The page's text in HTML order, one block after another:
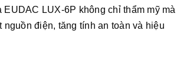
LUX-6P không chỉ thẩm mỹ mà
điện, tăng tính an toàn và hiệu